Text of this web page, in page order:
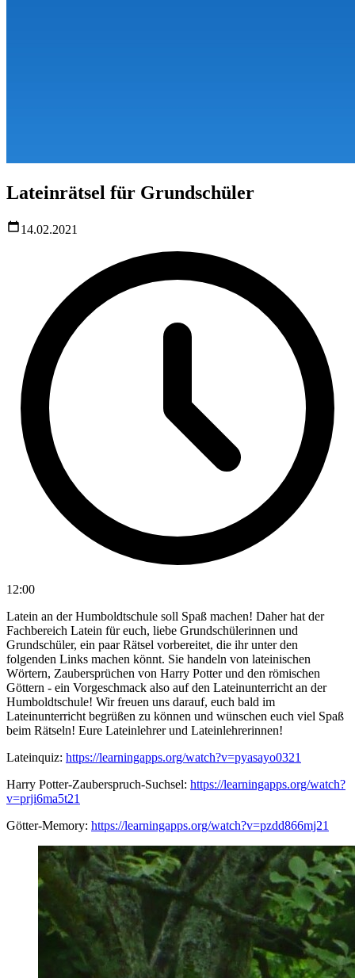
Lateinrätsel für Grundschüler
14.02.2021
12:00
Latein an der Humboldtschule soll Spaß machen! Daher hat der
Fachbereich Latein für euch, liebe Grundschülerinnen und
Grundschüler, ein paar Rätsel vorbereitet, die ihr unter den
folgenden Links machen könnt. Sie handeln von lateinischen
Wörtern, Zaubersprüchen von Harry Potter und den römischen
Göttern - ein Vorgeschmack also auf den Lateinunterricht an der
Humboldtschule! Wir freuen uns darauf, euch bald im
Lateinunterricht begrüßen zu können und wünschen euch viel Spaß
beim Rätseln! Eure Lateinlehrer und Lateinlehrerinnen!
Lateinquiz: https://learningapps.org/watch?v=pyasayo0321
Harry Potter-Zauberspruch-Suchsel: https://learningapps.org/watch?
v=prji6ma5t21
Götter-Memory: https://learningapps.org/watch?v=pzdd866mj21